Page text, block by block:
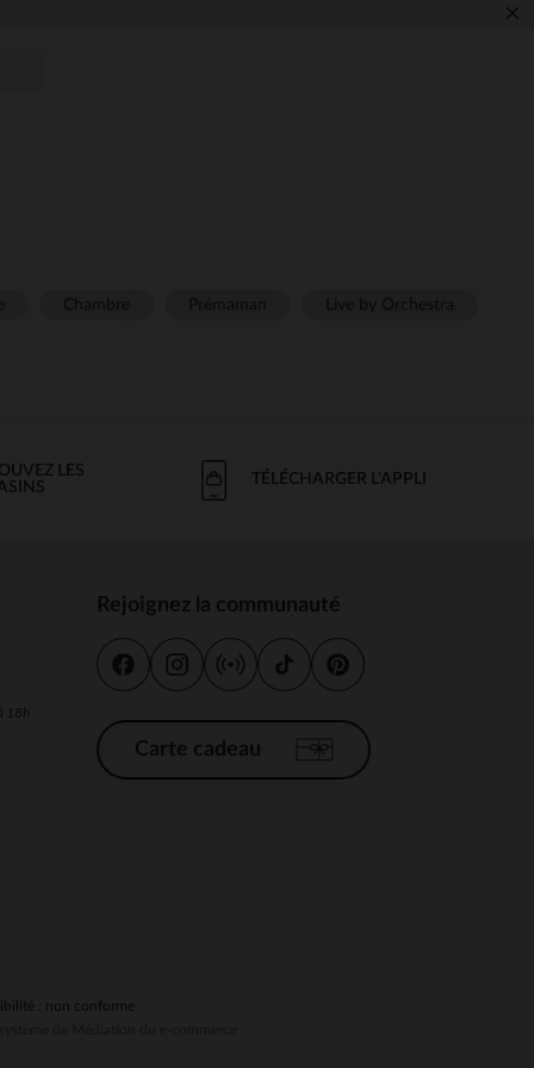
de confidentialité, en garantissant la conformité avec
×
LES
TÉLÉCHARGER L'APPLI
18h
Rejoignez la communauté
Carte cadeau
: non conforme